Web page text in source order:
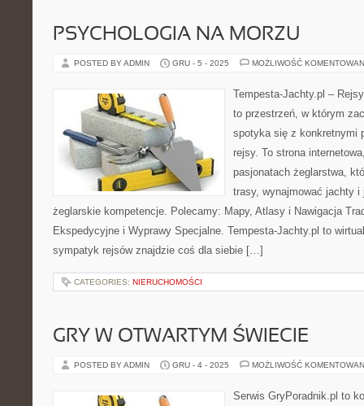
PSYCHOLOGIA NA MORZU
POSTED BY ADMIN GRU - 5 - 2025 MOŻLIWOŚĆ
Tempesta-Jachty.pl –
to przestrzeń, w którym
spotyka się z konkretnymi
rejsy. To strona
pasjonatach żeglarstwa,
trasy, wynajmować jachty
żeglarskie kompetencje. Polecamy: Mapy, Atlasy i Nawigacja
Ekspedycyjne i Wyprawy Specjalne. Tempesta-Jachty.pl to
sympatyk rejsów znajdzie coś dla siebie […]
CATEGORIES: NIERUCHOMOŚCI
GRY W OTWARTYM ŚWIECIE
POSTED BY ADMIN GRU - 4 - 2025 MOŻLIWOŚĆ
Serwis GryPoradnik.pl to